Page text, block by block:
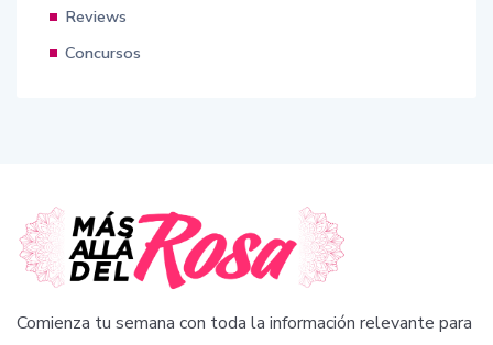
Reviews
Concursos
Comienza tu semana con toda la información relevante para